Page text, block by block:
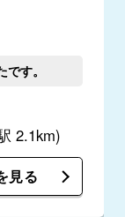
す。
2.1km)
見る